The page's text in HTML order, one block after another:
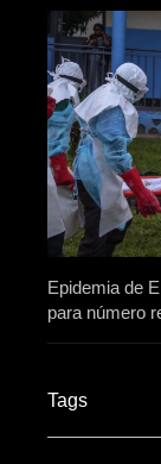
Epidemia de
para número
Tags